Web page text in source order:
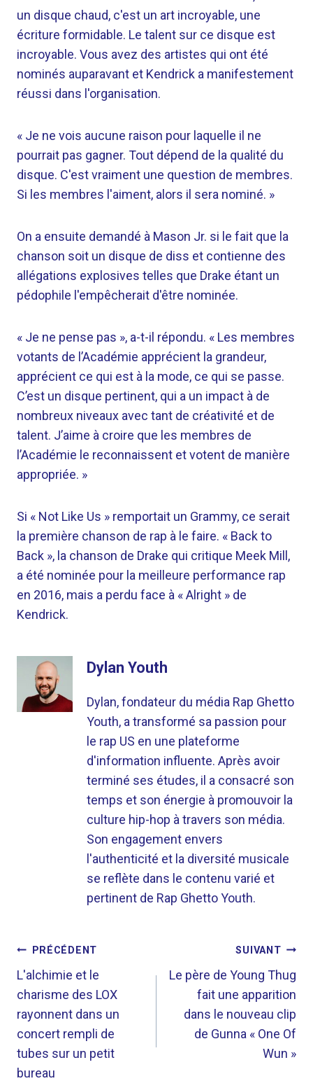
un disque chaud, c'est un art incroyable, une
écriture formidable. Le talent sur ce disque est
incroyable. Vous avez des artistes qui ont été
nominés auparavant et Kendrick a manifestement
réussi dans l'organisation.
« Je ne vois aucune raison pour laquelle il ne
pourrait pas gagner. Tout dépend de la qualité du
disque. C'est vraiment une question de membres.
Si les membres l'aiment, alors il sera nominé. »
On a ensuite demandé à Mason Jr. si le fait que la
chanson soit un disque de diss et contienne des
allégations explosives telles que Drake étant un
pédophile l'empêcherait d'être nominée.
« Je ne pense pas », a-t-il répondu. « Les membres
votants de l’Académie apprécient la grandeur,
apprécient ce qui est à la mode, ce qui se passe.
C’est un disque pertinent, qui a un impact à de
nombreux niveaux avec tant de créativité et de
talent. J’aime à croire que les membres de
l’Académie le reconnaissent et votent de manière
appropriée. »
Si « Not Like Us » remportait un Grammy, ce serait
la première chanson de rap à le faire. « Back to
Back », la chanson de Drake qui critique Meek Mill,
a été nominée pour la meilleure performance rap
en 2016, mais a perdu face à « Alright » de
Kendrick.
Dylan Youth
Dylan, fondateur du média Rap Ghetto
Youth, a transformé sa passion pour
le rap US en une plateforme
d'information influente. Après avoir
terminé ses études, il a consacré son
temps et son énergie à promouvoir la
culture hip-hop à travers son média.
Son engagement envers
l'authenticité et la diversité musicale
se reflète dans le contenu varié et
pertinent de Rap Ghetto Youth.
NAVIGATION
DE
L’ARTICLE
PRÉCÉDENT
L'alchimie et le
charisme des LOX
rayonnent dans un
concert rempli de
tubes sur un petit
bureau
SUIVANT
Le père de Young Thug
fait une apparition
dans le nouveau clip
de Gunna « One Of
Wun »